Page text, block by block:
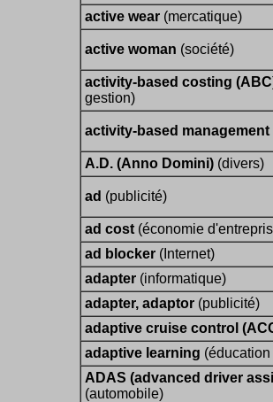
active wear (mercatique)
active woman (société)
activity-based costing
gestion)
activity-based management
A.D. (Anno Domini) (divers)
ad (publicité)
ad cost (économie
ad blocker (Internet)
adapter (informatique)
adapter, adaptor (publicité)
adaptive cruise control
adaptive learning
ADAS (advanced driver
(automobile)